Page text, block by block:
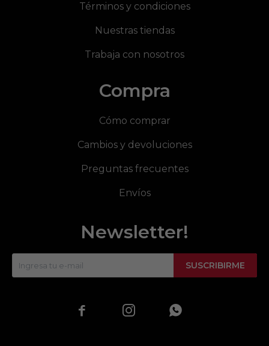
Términos y condiciones
Nuestras tiendas
Trabaja con nosotros
Compra
Cómo comprar
Cambios y devoluciones
Preguntas frecuentes
Envíos
Newsletter!
SUSCRIBIRME
  